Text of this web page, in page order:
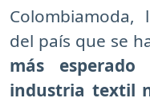
del país que se
más
industria textil